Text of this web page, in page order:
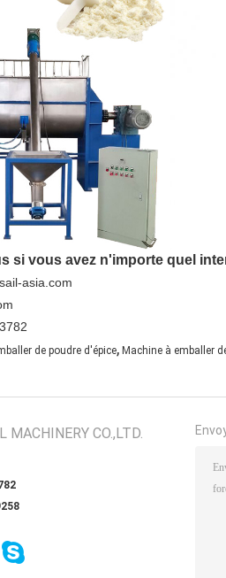
si vous avez n'importe quel
asia.com
de poudre d'épice, Machine à emballer
MACHINERY CO.,LTD.